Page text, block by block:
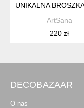
UNIKALNA
ArtSana
220 zł
DECOBAZAAR
O nas